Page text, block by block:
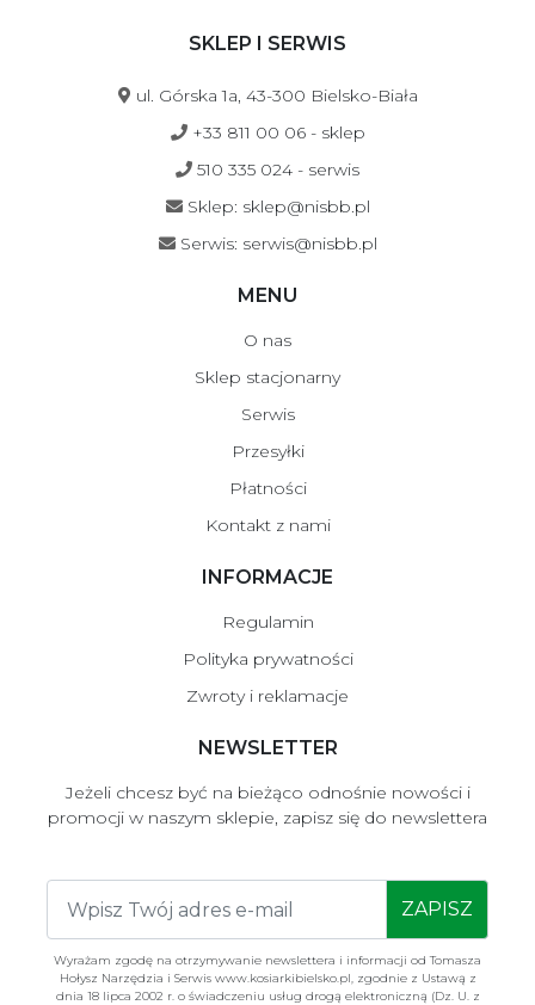
SKLEP I SERWIS
ul. Górska 1a, 43-300 Bielsko-Biała
+33 811 00 06 - sklep
510 335 024 - serwis
Sklep: sklep@nisbb.pl
Serwis: serwis@nisbb.pl
MENU
O nas
Sklep stacjonarny
Serwis
Przesyłki
Płatności
Kontakt z nami
INFORMACJE
Regulamin
Polityka prywatności
Zwroty i reklamacje
NEWSLETTER
Jeżeli chcesz być na bieżąco odnośnie nowości i
promocji w naszym sklepie, zapisz się do newslettera
ZAPISZ
Wyrażam zgodę na otrzymywanie newslettera i informacji od Tomasza
Hołysz Narzędzia i Serwis www.kosiarkibielsko.pl, zgodnie z Ustawą z
dnia 18 lipca 2002 r. o świadczeniu usług drogą elektroniczną (Dz. U. z